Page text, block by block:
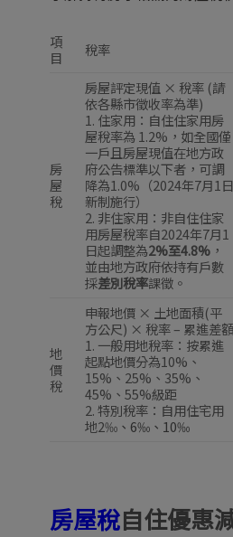
項
目
稅率
房
屋
稅
房屋評定現值 × 稅率 (請
依各縣市徵收率為準)
1. 住家用：自住住家用房
屋稅率為 1.2%，如全國僅
一戶且房屋現值在地方政
府公告標準以下者，可調
降為1.0%（2024年7月1日
新制施行）
2. 非住家用：非自住住家
用房屋稅率自2024年7月1
日起調整為2%至4.8% ，
並由地方政府依持有戶數
採差別稅率課徵。
地
價
稅
申報地價 × 土地面積(平
方公尺) × 稅率 – 累進差額
1. 一般用地稅率：按累進
起點地價分為10%、
15%、25%、35%、
45%、55%級距
2. 特別稅率：自用住宅用
地2‰ 、 6‰ 、 10‰
房屋稅自住優惠